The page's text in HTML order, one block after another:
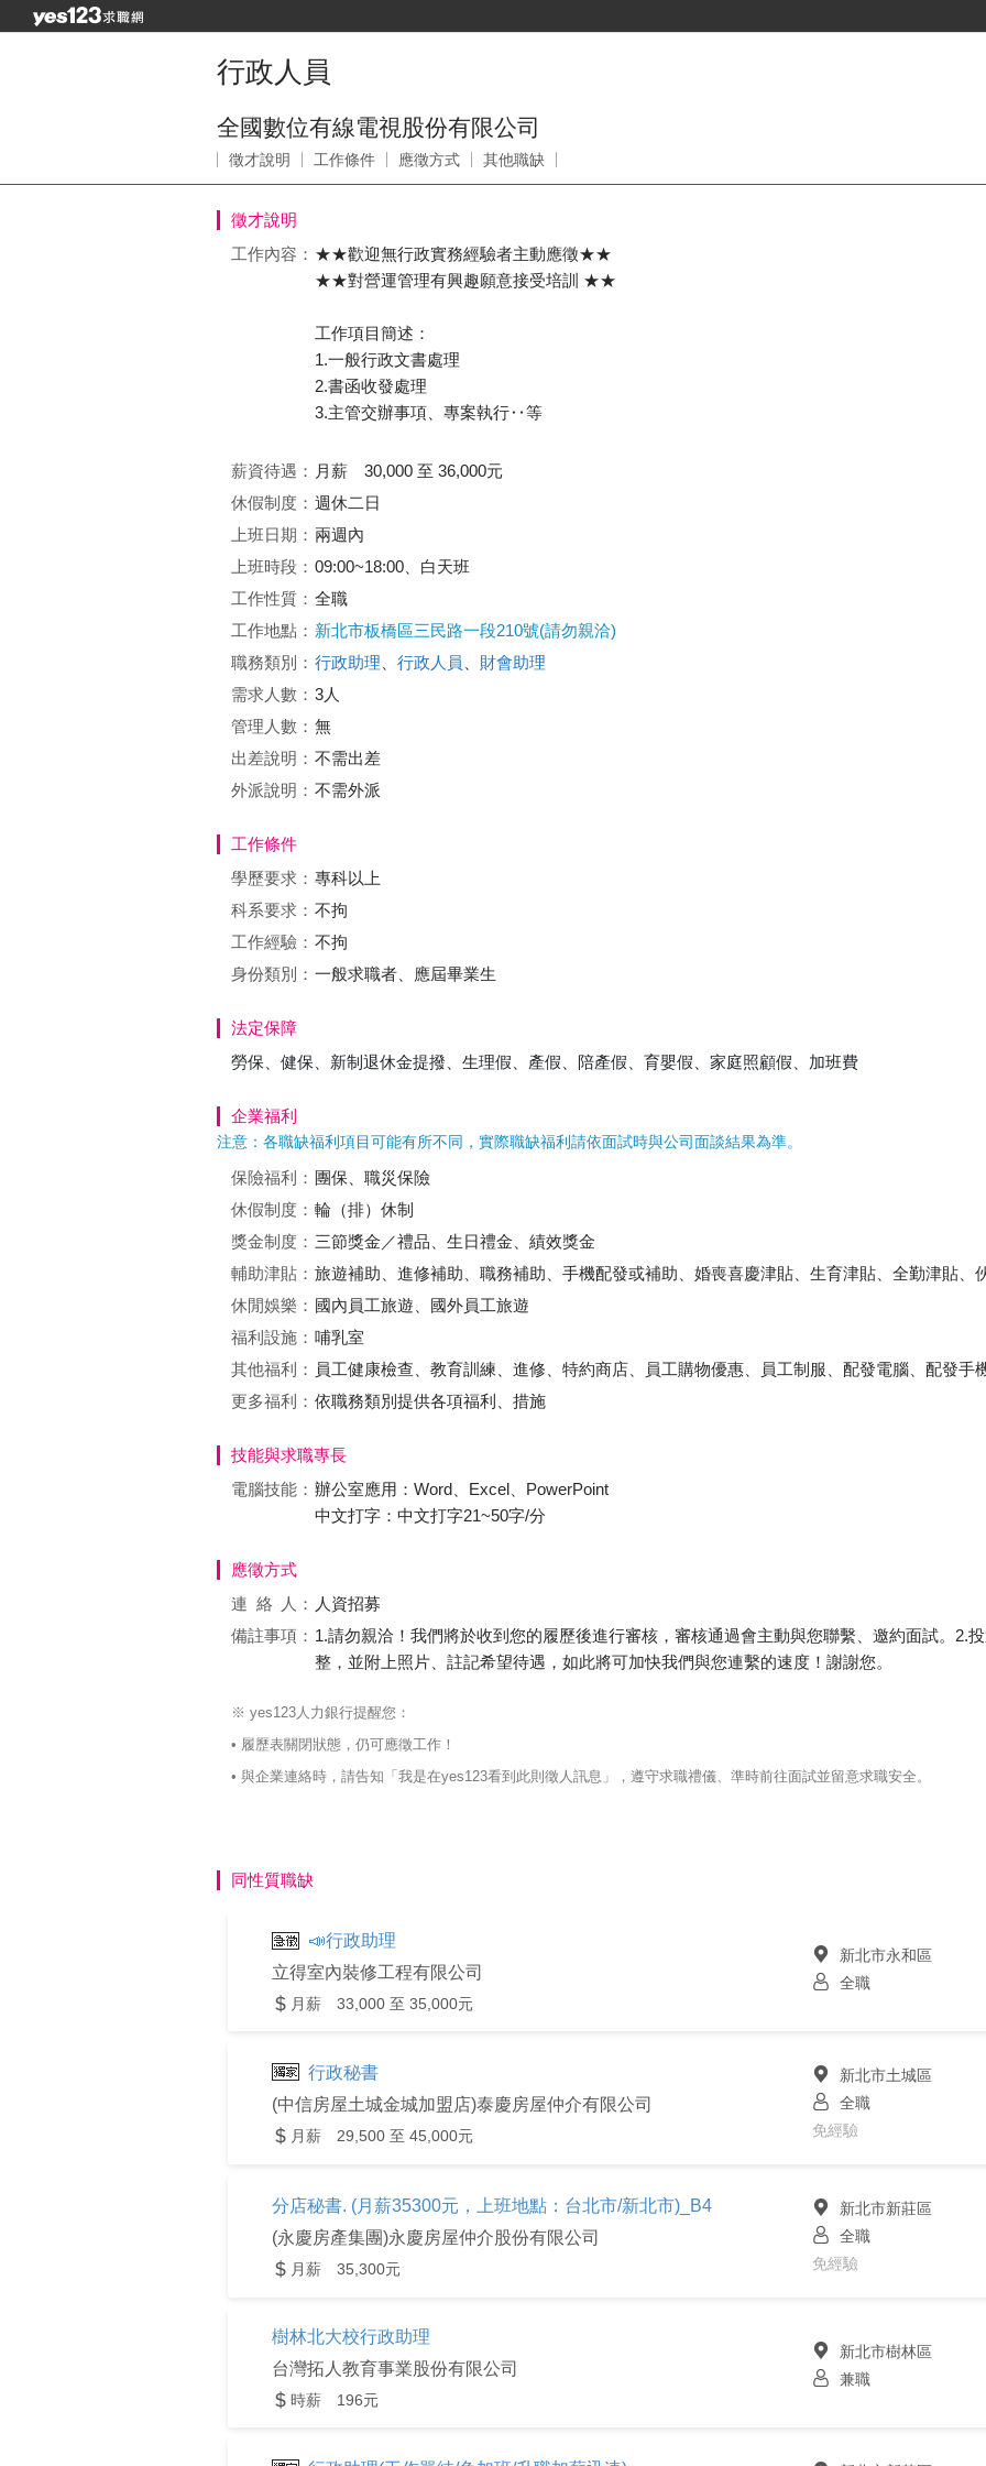
行政人員
全國數位有線電視股份有限公司
徵才說明 工作條件 應徵方式 其他職缺
徵才說明
工作內容： ★★歡迎無行政實務經驗者主動應徵★★
★★對營運管理有興趣願意接受培訓 ★★
工作項目簡述：
1.一般行政文書處理
2.書函收發處理
3.主管交辦事項、專案執行‥等
薪資待遇： 月薪 30,000 至 36,000元
休假制度： 週休二日
上班日期： 兩週內
上班時段： 09:00~18:00、白天班
工作性質： 全職
工作地點： 新北市板橋區三民路一段210號(請勿親洽)
職務類別： 行政助理 行政人員
財會助理
需求人數： 3人
管理人數： 無
出差說明： 不需出差
外派說明： 不需外派
工作條件
學歷要求： 專科以上
科系要求： 不拘
工作經驗： 不拘
身份類別： 一般求職者、應屆畢業生
法定保障
勞保、健保、新制退休金提撥、生理假、產假、陪產假、育嬰假、家庭照顧假、加班費
企業福利
注意：各職缺福利項目可能有所不同，實際職缺福利請依面試時與公司面談結果為準。
保險福利： 團保、職災保險
休假制度： 輪（排）休制
獎金制度： 三節獎金／禮品、生日禮金、績效獎金
輔助津貼： 旅遊補助、進修補助、職務補助、手機配發或補助、婚喪喜慶津貼、生育津貼、全勤津貼、
休閒娛樂： 國內員工旅遊、國外員工旅遊
福利設施： 哺乳室
其他福利： 員工健康檢查、教育訓練、進修、特約商店、員工購物優惠、員工制服、配發電腦、配發手
更多福利： 依職務類別提供各項福利、措施
技能與求職專長
電腦技能： 辦公室應用：Word、Excel、PowerPoint
中文打字：中文打字21~50字/分
應徵方式
連絡
人： 人資招募
備註事項： 1.請勿親洽！我們將於收到您的履歷後進行審核，審核通過會主動與您聯繫、邀約面試。2.
整，並附上照片、註記希望待遇，如此將可加快我們與您連繫的速度！謝謝您。
※ yes123人力銀行提醒您：
• 履歷表關閉狀態，仍可應徵工作！
• 與企業連絡時，請告知「我是在yes123看到此則徵人訊息」，遵守求職禮儀、準時前往面試並留意求職安全。
同性質職缺
📣行政助理
立得室內裝修工程有限公司
月薪 33,000 至 35,000元
新北市永和區
全職
行政秘書
(中信房屋土城金城加盟店)泰慶房屋仲介有限公司
月薪 29,500 至 45,000元
新北市土城區
全職
免經驗
分店秘書. (月薪35300元，上班地點：台北市/新北市)_B4
(永慶房產集團)永慶房屋仲介股份有限公司
月薪 35,300元
新北市新莊區
全職
免經驗
樹林北大校行政助理
台灣拓人教育事業股份有限公司
時薪 196元
新北市樹林區
兼職